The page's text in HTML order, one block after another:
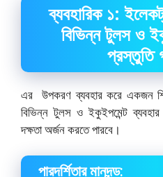
ব্যবহারিক ১:
বিভিন্ন টুলস ও
প্রস্তুতি
এর উপকরণ ব্যবহার করে একজন
বিভিন্ন টুলস ও ইকুইপমেন্ট
দক্ষতা অর্জন করতে পারবে।
পারদর্শিতার মানদন্ড: